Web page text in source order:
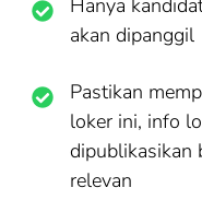
Hanya
akan dipanggil
Pastikan
loker ini, info
dipublikasikan
relevan